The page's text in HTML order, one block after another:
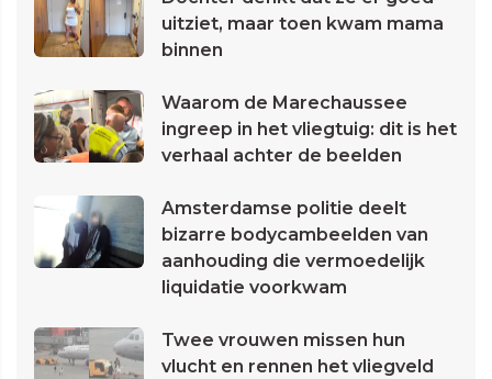
uitziet, maar toen kwam mama
binnen
Waarom de Marechaussee
ingreep in het vliegtuig: dit is het
verhaal achter de beelden
Amsterdamse politie deelt
bizarre bodycambeelden van
aanhouding die vermoedelijk
liquidatie voorkwam
Twee vrouwen missen hun
vlucht en rennen het vliegveld